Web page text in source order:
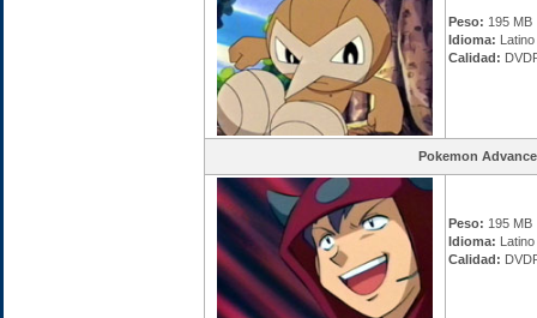
Peso: 195 MB
Idioma: Latino
Calidad:
Pokemon
Peso: 195 MB
Idioma: Latino
Calidad: